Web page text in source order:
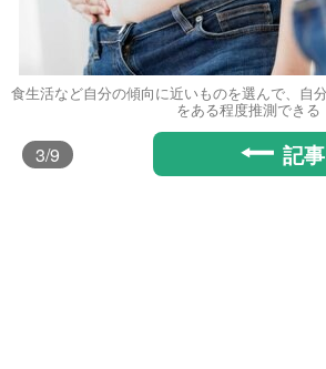
食生活など自分の傾向に近いものを選んで、自
をある程度推測できる
3/9 記